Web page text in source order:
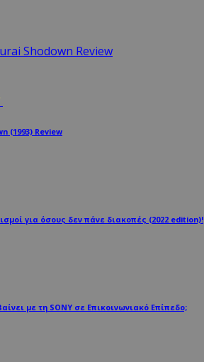
(1993) Review
για όσους δεν πάνε διακοπές (2022 edition)!
με τη SONY σε Επικοινωνιακό Επίπεδο;